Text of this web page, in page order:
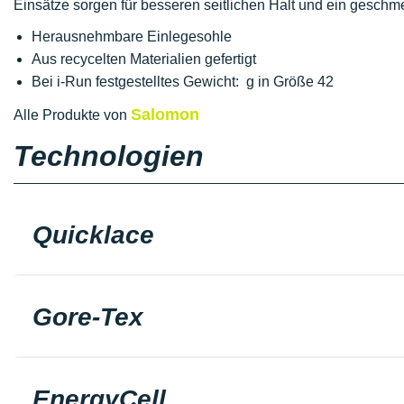
Einsätze sorgen für besseren seitlichen Halt und ein
Herausnehmbare Einlegesohle
Aus recycelten Materialien gefertigt
Bei i-Run festgestelltes Gewicht: g in Größe 42
Alle Produkte von Salomon
Technologien
Quicklace
Gore-Tex